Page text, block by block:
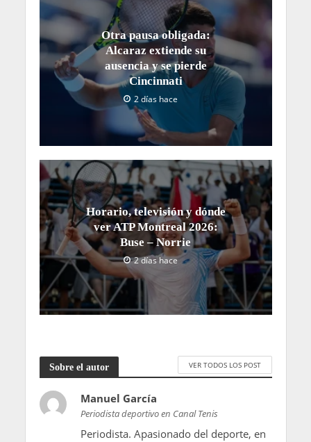
Otra pausa obligada:
Alcaraz extiende su
ausencia y se pierde
Cincinnati
2 días hace
Horario, televisión y dónde
ver ATP Montreal 2026:
Buse – Norrie
2 días hace
Sobre el autor VER TODOS LOS POST
Manuel García
Periodista deportivo en Canal Tenis
Periodista. Apasionado del deporte, en